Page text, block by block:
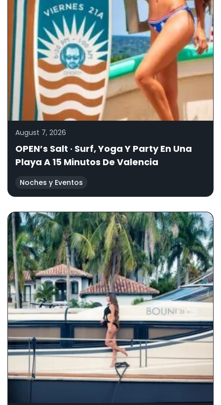
August 7, 2026
OPEN’s Salt · Surf, Yoga Y Party En Una
Playa A 15 Minutos De Valencia
Noches y Eventos